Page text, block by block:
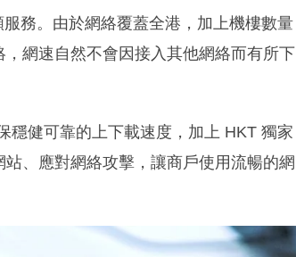
務。由於網絡覆蓋全港，加上機樓數量
網速自然不會因接入其他網絡而有所下
穩健可靠的上下載速度，加上 HKT 獨家
、應對網絡攻擊，讓商戶使用流暢的網